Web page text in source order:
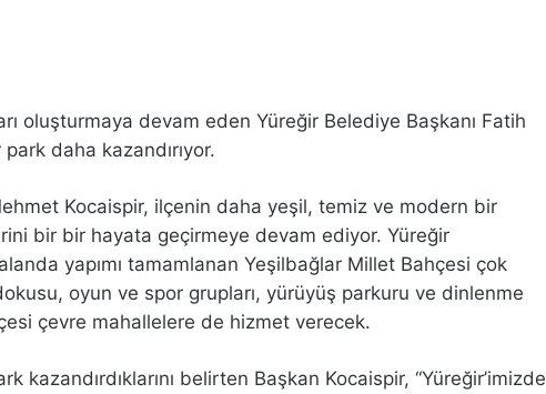
oluşturmaya devam eden Yüreğir Belediye Başkanı Fatih
daha kazandırıyor.
Kocaispir, ilçenin daha yeşil, temiz ve modern bir
bir bir hayata geçirmeye devam ediyor. Yüreğir
yapımı tamamlanan Yeşilbağlar Millet Bahçesi çok
oyun ve spor grupları, yürüyüş parkuru ve dinlenme
çevre mahallelere de hizmet verecek.
kazandırdıklarını belirten Başkan Kocaispir, “Yüreğir’imizde